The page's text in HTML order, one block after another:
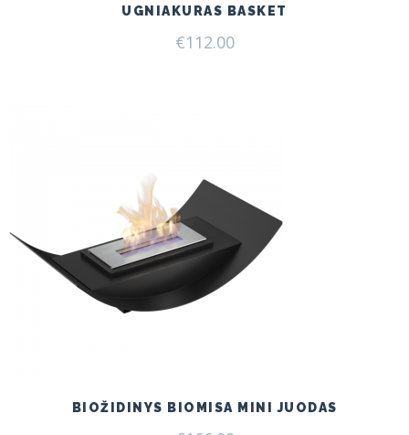
UGNIAKURAS BASKET
€112.00
BIOŽIDINYS BIOMISA MINI JUODAS